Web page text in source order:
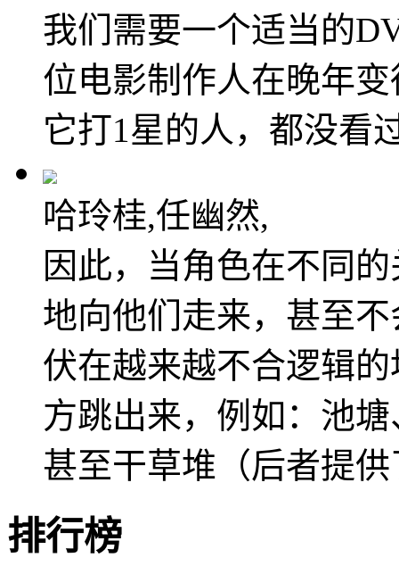
我们需要一个适当的
位电影制作人在晚年
它打1星的人，都没看
哈玲桂,任幽然,
因此，当角色在不同
地向他们走来，甚至
伏在越来越不合逻辑
方跳出来，例如：池
甚至干草堆（后者提
排行榜